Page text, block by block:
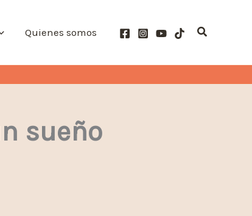
Quienes somos Buscar
sueño